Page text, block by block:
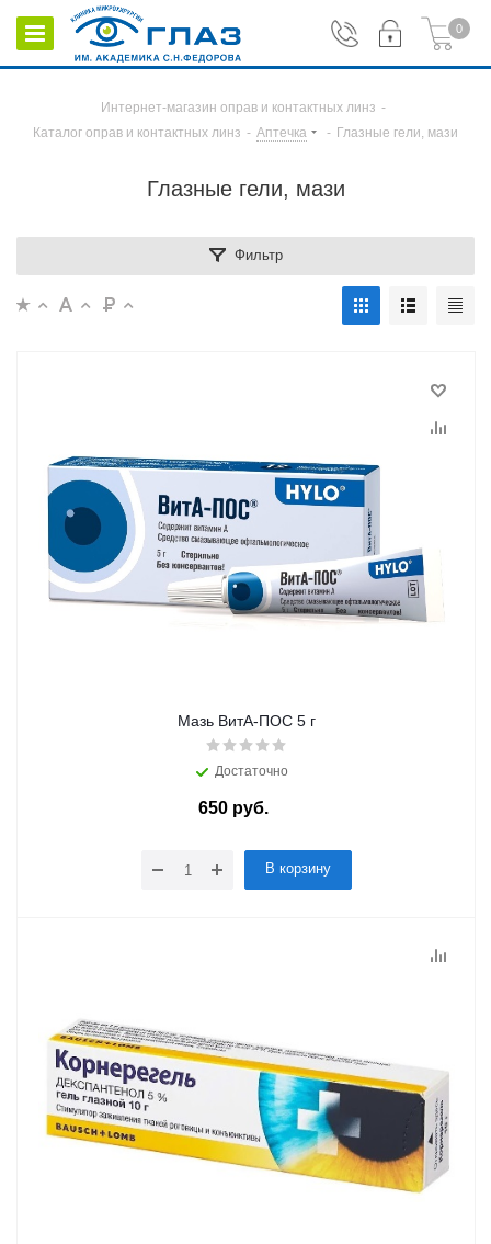
0
Интернет-магазин оправ и контактных линз -
Каталог оправ и контактных линз - Аптечка - Глазные гели, мази
Глазные гели, мази
Фильтр
Мазь ВитА-ПОС 5 г
Достаточно
650руб./шт
В корзину